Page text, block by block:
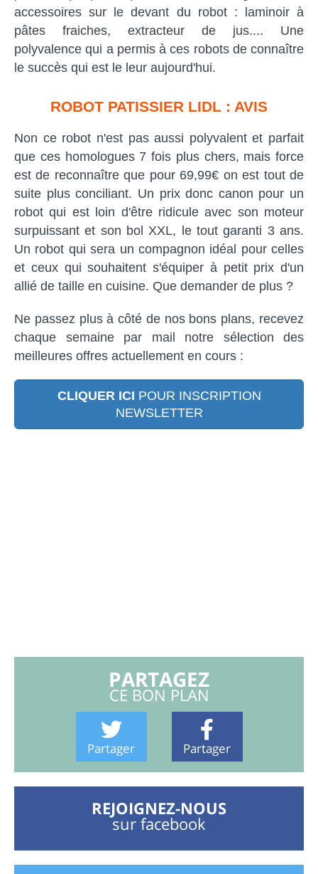
accessoires sur le devant du robot : laminoir à
pâtes fraiches, extracteur de jus.... Une
polyvalence qui a permis à ces robots de connaître
le succès qui est le leur aujourd'hui.
ROBOT PATISSIER LIDL : AVIS
Non ce robot n'est pas aussi polyvalent et parfait
que ces homologues 7 fois plus chers, mais force
est de reconnaître que pour 69,99€ on est tout de
suite plus conciliant. Un prix donc canon pour un
robot qui est loin d'être ridicule avec son moteur
surpuissant et son bol XXL, le tout garanti 3 ans.
Un robot qui sera un compagnon idéal pour celles
et ceux qui souhaitent s'équiper à petit prix d'un
allié de taille en cuisine. Que demander de plus ?
Ne passez plus à côté de nos bons plans, recevez
chaque semaine par mail notre sélection des
meilleures offres actuellement en cours :
CLIQUER ICI POUR INSCRIPTION
NEWSLETTER
PARTAGEZ
CE BON PLAN
Partager Partager
REJOIGNEZ-NOUS
sur facebook